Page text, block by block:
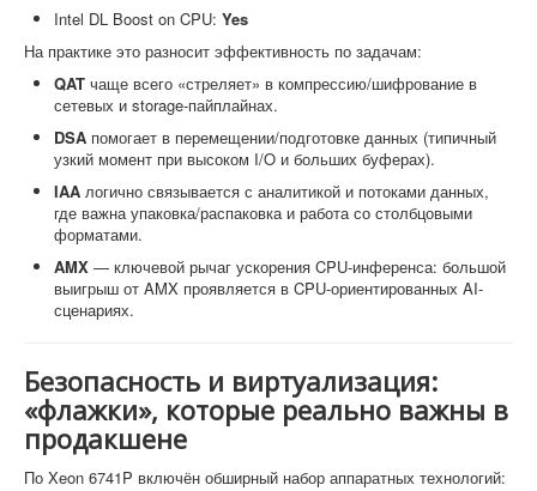
Intel DL Boost on CPU: Yes
На практике это разносит эффективность по задачам:
QAT чаще всего «стреляет» в компрессию/шифрование в
сетевых и storage-пайплайнах.
DSA помогает в перемещении/подготовке данных (типичный
узкий момент при высоком I/O и больших буферах).
IAA логично связывается с аналитикой и потоками данных,
где важна упаковка/распаковка и работа со столбцовыми
форматами.
AMX — ключевой рычаг ускорения CPU-инференса: большой
выигрыш от AMX проявляется в CPU-ориентированных AI-
сценариях.
Безопасность и виртуализация:
«флажки», которые реально важны в
продакшене
По Xeon 6741P включён обширный набор аппаратных технологий: